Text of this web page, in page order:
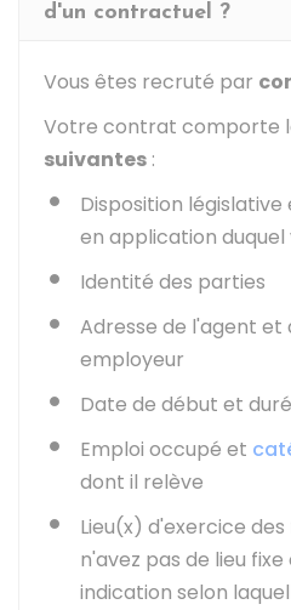
d'un contractuel ?
Vous êtes recruté par
Votre contrat comporte
suivantes :
Disposition législative
en application
Identité des parties
Adresse de l'agent
employeur
Date de début et
Emploi occupé et
dont il relève
Lieu(x) d'exercice des
n'avez pas de lieu
indication selon